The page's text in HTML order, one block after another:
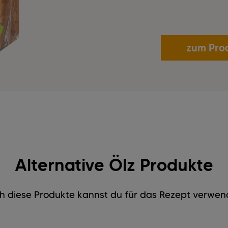
zum
Alternative Ölz Produkte
diese Produkte kannst du für das Rezept